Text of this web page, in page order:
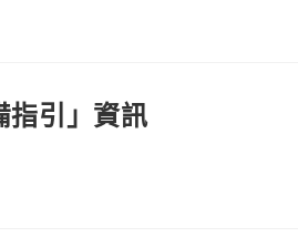
指引」資訊